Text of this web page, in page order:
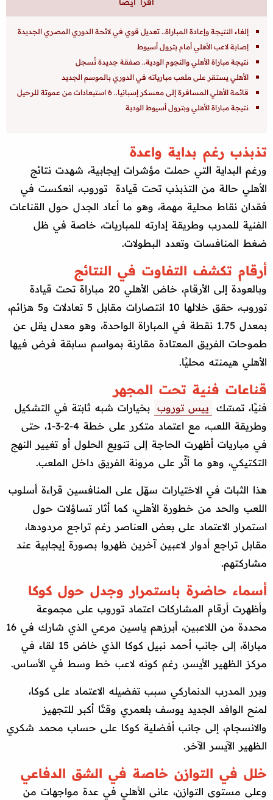
إلغاء النتيجة وإعادة المباراة.. تعديل قوي في لائحة الدوري المصري الجديدة
إصابة لاعب الأهلي أمام بترول أسيوط
نتيجة مباراة الأهلي والنجوم الودية.. صفقة جديدة تُسجل
الأهلي يستقر على ملعب مبارياته في الدوري بالموسم الجديد
قائمة الأهلي المسافرة إلى معسكر إسبانيا.. 6 استبعادات من عموتة للرحيل
نتيجة مباراة الأهلي وبترول أسيوط الودية
تذبذب رغم بداية واعدة
ورغم البداية التي حملت مؤشرات إيجابية، شهدت نتائج
الأهلي حالة من التذبذب تحت قيادة توروب، انعكست في
فقدان نقاط محلية مهمة، وهو ما أعاد الجدل حول القناعات
الفنية للمدرب وطريقة إدارته للمباريات، خاصة في ظل
ضغط المنافسات وتعدد البطولات.
أرقام تكشف التفاوت في النتائج
وبالعودة إلى الأرقام، خاض الأهلي 20 مباراة تحت قيادة
توروب، حقق خلالها 10 انتصارات مقابل 5 تعادلات و5 هزائم،
بمعدل 1.75 نقطة في المباراة الواحدة، وهو معدل يقل عن
طموحات الفريق المعتادة مقارنة بمواسم سابقة فرض فيها
الأهلي هيمنته محليًا.
قناعات فنية تحت المجهر
فنيًا، تمسّك ييس توروب بخيارات شبه ثابتة في التشكيل
وطريقة اللعب، مع اعتماد متكرر على خطة 4-2-3-1، حتى
في مباريات أظهرت الحاجة إلى تنويع الحلول أو تغيير النهج
التكتيكي، وهو ما أثّر على مرونة الفريق داخل الملعب.
هذا الثبات في الاختيارات سهّل على المنافسين قراءة أسلوب
اللعب والحد من خطورة الأهلي، كما أثار تساؤلات حول
استمرار الاعتماد على بعض العناصر رغم تراجع مردودها،
مقابل تراجع أدوار لاعبين آخرين ظهروا بصورة إيجابية عند
مشاركتهم.
أسماء حاضرة باستمرار وجدل حول كوكا
وأظهرت أرقام المشاركات اعتماد توروب على مجموعة
محددة من اللاعبين، أبرزهم ياسين مرعي الذي شارك في 16
مباراة، إلى جانب أحمد نبيل كوكا الذي خاض 15 لقاء في
مركز الظهير الأيسر، رغم كونه لاعب خط وسط في الأساس.
وبرر المدرب الدنماركي سبب تفضيله الاعتماد على كوكا،
لمنح الوافد الجديد يوسف بلعمري وقتًا أكبر للتجهيز
والانسجام، إلى جانب أفضلية كوكا على حساب محمد شكري
الظهير الآيسر الآخر.
خلل في التوازن خاصة في الشق الدفاعي
وعلى مستوى التوازن، عانى الأهلي في عدة مواجهات من